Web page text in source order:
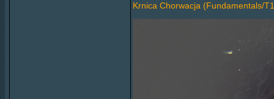
Krnica Chorwacja (Fundamentals/